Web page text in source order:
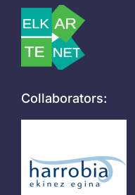
Collaborators: